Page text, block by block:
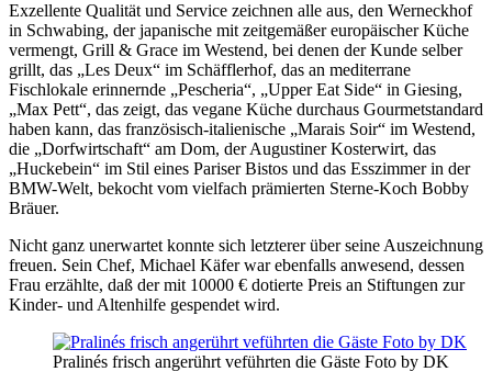
Exzellente Qualität und Service zeichnen alle aus, den Werneckhof
in Schwabing, der japanische mit zeitgemäßer europäischer Küche
vermengt, Grill & Grace im Westend, bei denen der Kunde selber
grillt, das „Les Deux“ im Schäfflerhof, das an mediterrane
Fischlokale erinnernde „Pescheria“, „Upper Eat Side“ in Giesing,
„Max Pett“, das zeigt, das vegane Küche durchaus Gourmetstandard
haben kann, das französisch-italienische „Marais Soir“ im Westend,
die „Dorfwirtschaft“ am Dom, der Augustiner Kosterwirt, das
„Huckebein“ im Stil eines Pariser Bistos und das Esszimmer in der
BMW-Welt, bekocht vom vielfach prämierten Sterne-Koch Bobby
Bräuer.
Nicht ganz unerwartet konnte sich letzterer über seine Auszeichnung
freuen. Sein Chef, Michael Käfer war ebenfalls anwesend, dessen
Frau erzählte, daß der mit 10000 € dotierte Preis an Stiftungen zur
Kinder- und Altenhilfe gespendet wird.
Pralinés frisch angerührt veführten die Gäste Foto by DK